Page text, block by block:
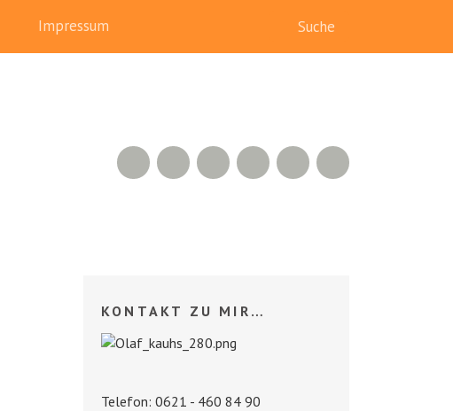
Impressum
Facebook
500px
LinkedIn
Xing
RSS Feed
KONTAKT ZU MIR…
Telefon: 0621 - 460 84 90